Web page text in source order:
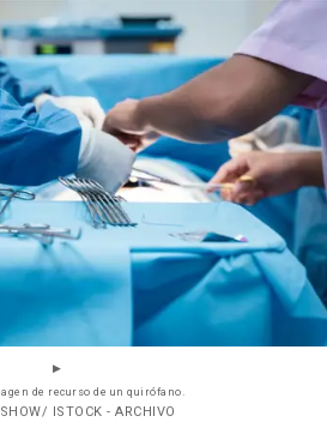
de recurso de un quirófano.
ISTOCK - ARCHIVO